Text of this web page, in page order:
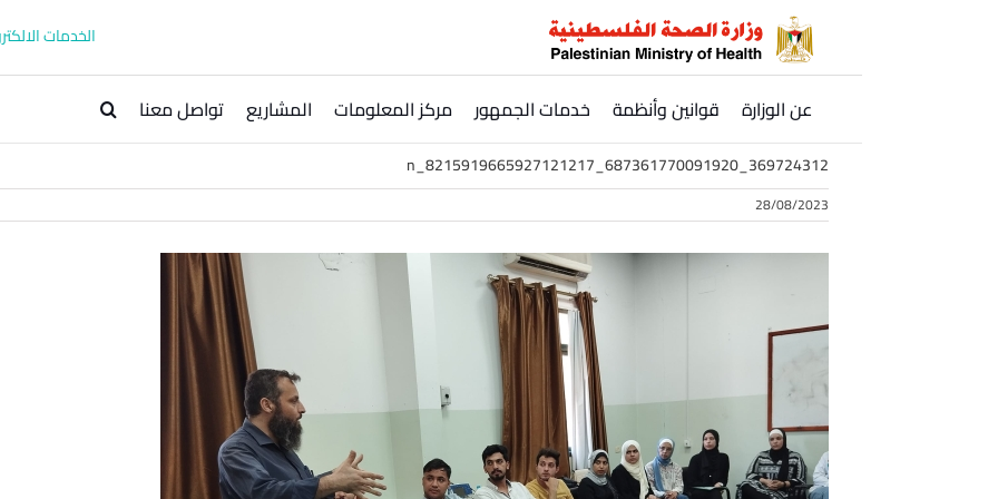
الخدمات
عن الوزارة قوانين وأنظمة خدمات الجمهور مركز المعلومات المشاريع تواصل معنا
369724312_687361770091920_8215919665927121217_n
28/08/2023